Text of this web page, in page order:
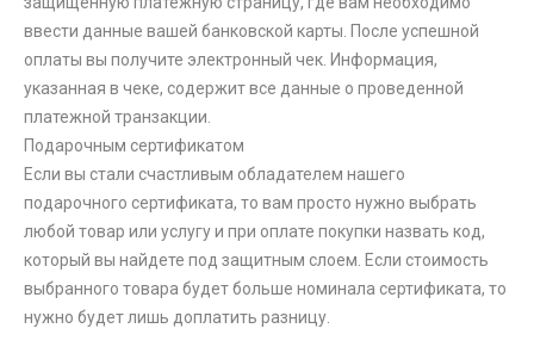
ввести данные вашей банковской карты. После успешной
оплаты вы получите электронный чек. Информация,
указанная в чеке, содержит все данные о проведенной
платежной транзакции.
Подарочным сертификатом
Если вы стали счастливым обладателем нашего
подарочного сертификата, то вам просто нужно выбрать
любой товар или услугу и при оплате покупки назвать код,
который вы найдете под защитным слоем. Если стоимость
выбранного товара будет больше номинала сертификата, то
нужно будет лишь доплатить разницу.